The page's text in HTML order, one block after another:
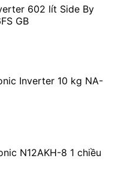
602 lít Side By
GB
Inverter 10 kg NA-
N12AKH-8 1 chiều